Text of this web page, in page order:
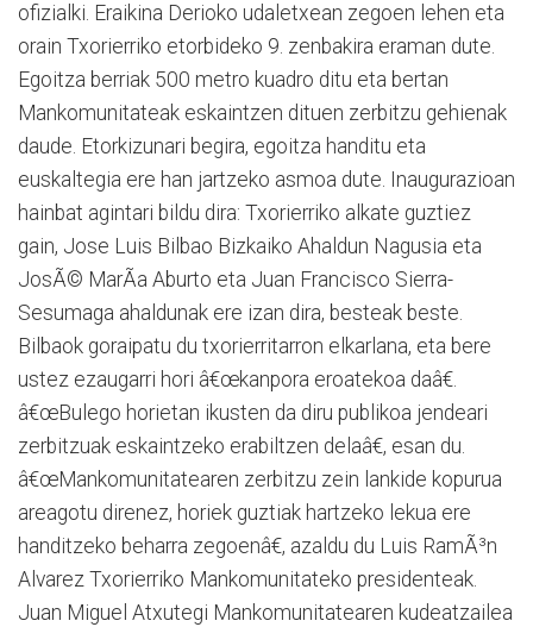
ofizialki. Eraikina Derioko udaletxean zegoen lehen eta
orain Txorierriko etorbideko 9. zenbakira eraman dute.
Egoitza berriak 500 metro kuadro ditu eta bertan
Mankomunitateak eskaintzen dituen zerbitzu gehienak
daude. Etorkizunari begira, egoitza handitu eta
euskaltegia ere han jartzeko asmoa dute. Inaugurazioan
hainbat agintari bildu dira: Txorierriko alkate guztiez
gain, Jose Luis Bilbao Bizkaiko Ahaldun Nagusia eta
JosÃ© MarÃ­a Aburto eta Juan Francisco Sierra-
Sesumaga ahaldunak ere izan dira, besteak beste.
Bilbaok goraipatu du txorierritarron elkarlana, eta bere
ustez ezaugarri hori â€œkanpora eroatekoa daâ€.
â€œBulego horietan ikusten da diru publikoa jendeari
zerbitzuak eskaintzeko erabiltzen delaâ€, esan du.
â€œMankomunitatearen zerbitzu zein lankide kopurua
areagotu direnez, horiek guztiak hartzeko lekua ere
handitzeko beharra zegoenâ€, azaldu du Luis RamÃ³n
Alvarez Txorierriko Mankomunitateko presidenteak.
Juan Miguel Atxutegi Mankomunitatearen kudeatzailea